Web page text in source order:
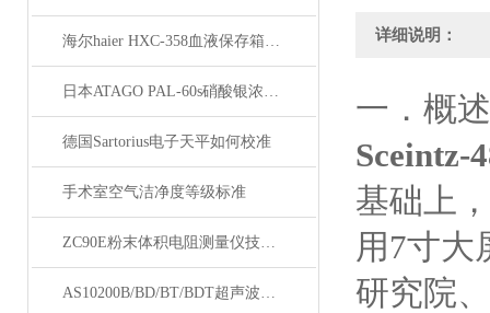
海尔haier HXC-358血液保存箱技术参数
日本ATAGO PAL-60s硝酸银浓度计应用指导
德国Sartorius电子天平如何校准
手术室空气洁净度等级标准
ZC90E粉末体积电阻测量仪技术资料
AS10200B/BD/BT/BDT超声波清洗机技术资料
详细说明：
一．概述
Sceintz-
基础上
用7寸大
研究院